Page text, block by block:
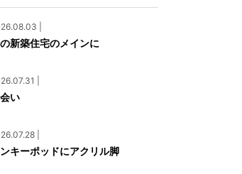
よくあるご質問
お問い合わせ
資料請求
お見積もり
|
新築住宅のメインに
|
い
|
キーポッドにアクリル脚